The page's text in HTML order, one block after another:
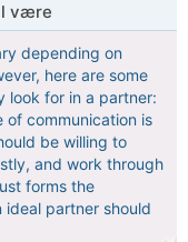
være
depending on
here are some
look for in a partner:
of communication is
be willing to
and work through
forms the
ideal partner should